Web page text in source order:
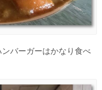
バーガーはかなり食べ